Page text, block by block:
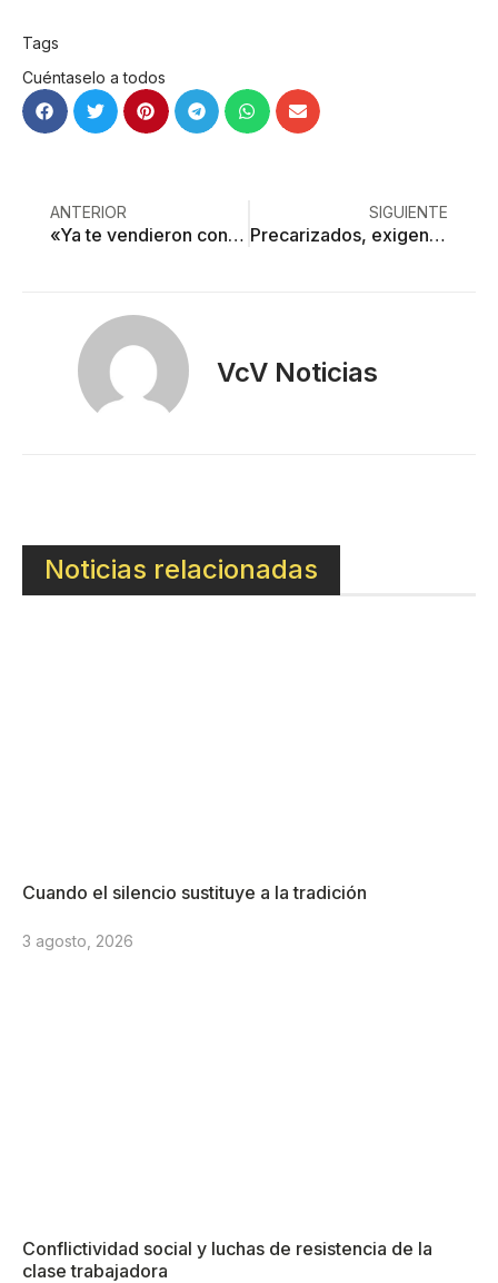
Tags
Cuéntaselo a todos
ANTERIOR
«Ya te vendieron con nosotros»
SIGUIENTE
Precarizados, exigen colectivos LGBTTTI reunión con aspirantes al gobierno del Edoméx
VcV Noticias
Noticias relacionadas
Cuando el silencio sustituye a la tradición
3 agosto, 2026
Conflictividad social y luchas de resistencia de la
clase trabajadora